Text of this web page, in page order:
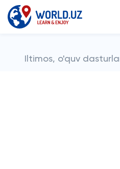
Iltimos, o'quv